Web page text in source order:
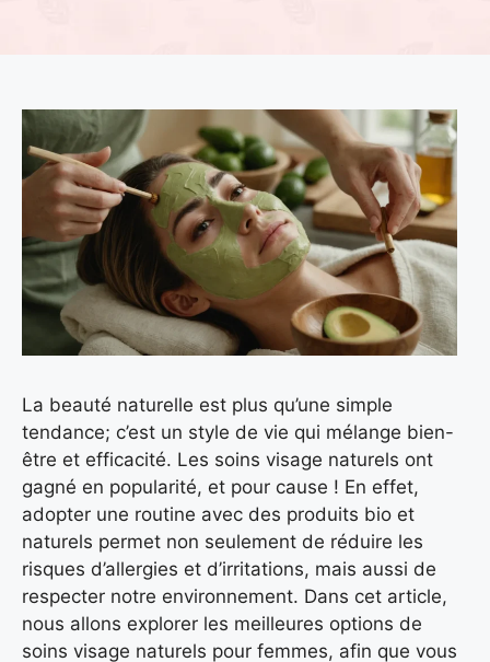
La beauté naturelle est plus qu’une simple
tendance; c’est un style de vie qui mélange bien-
être et efficacité. Les soins visage naturels ont
gagné en popularité, et pour cause ! En effet,
adopter une routine avec des produits bio et
naturels permet non seulement de réduire les
risques d’allergies et d’irritations, mais aussi de
respecter notre environnement. Dans cet article,
nous allons explorer les meilleures options de
soins visage naturels pour femmes, afin que vous